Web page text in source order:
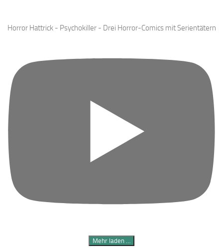
Horror Hattrick - Psychokiller - Drei Horror-Comics mit Serientätern
Mehr laden …